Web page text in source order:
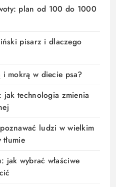
plan od 100 do 1000
pisarz i dlaczego
i mokrą w diecie psa?
technologia zmienia
ludzi w wielkim
jak wybrać właściwe